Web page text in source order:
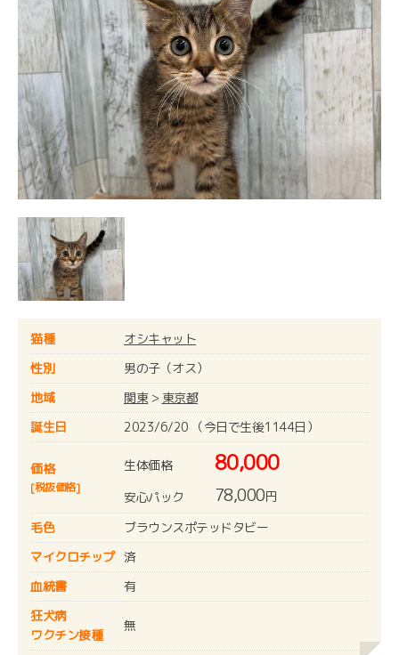
猫種
オシキャット
性別
男の子（オス）
地域
関東> 東京都
誕生日
2023/6/20 （今日で生後1144日）
価格
[税抜価格]
生体価格 80,000
安心パック 78,000円
毛色
ブラウンスポテッドタビー
マイクロチップ 済
血統書
有
狂犬病
ワクチン接種
無